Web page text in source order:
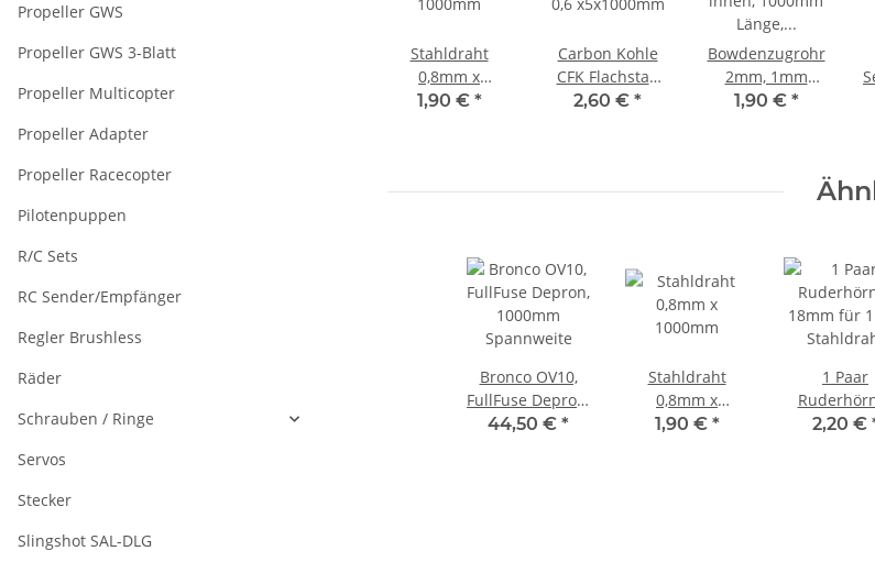
Stahldraht
0,8mm x
1000mm
1,90 € *
Carbon Kohle
CFK Flachstab
0,6 x5x1000mm
2,60 € *
Bowdenzugrohr
2mm, 1mm
innen, 1000mm
1,90 € *
Bronco OV10,
FullFuse Depron,
1000mm
44,50 € *
Stahldraht
0,8mm x
1000mm
1,90 € *
1 Paar
18mm für
2,20 €
Propeller GWS
Propeller GWS 3-Blatt
Propeller Multicopter
Propeller Adapter
Propeller Racecopter
Pilotenpuppen
R/C Sets
RC Sender/Empfänger
Regler Brushless
Räder
Schrauben / Ringe
Servos
Stecker
Slingshot SAL-DLG